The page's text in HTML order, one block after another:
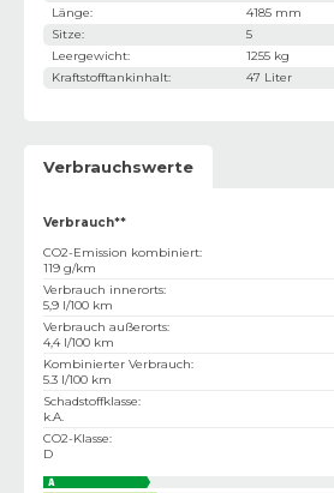
Länge:
4185 mm
Sitze:
5
Leergewicht:
1255 kg
Kraftstofftankinhalt: 47 Liter
Verbrauchswerte
Verbrauch**
CO2-Emission kombiniert:
119 g/km
Verbrauch innerorts:
5,9 l/100 km
Verbrauch außerorts:
4,4 l/100 km
Kombinierter Verbrauch:
5.3 l/100 km
Schadstoffklasse:
k.A.
CO2-Klasse:
D